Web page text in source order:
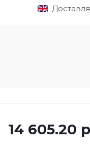
14 605.20